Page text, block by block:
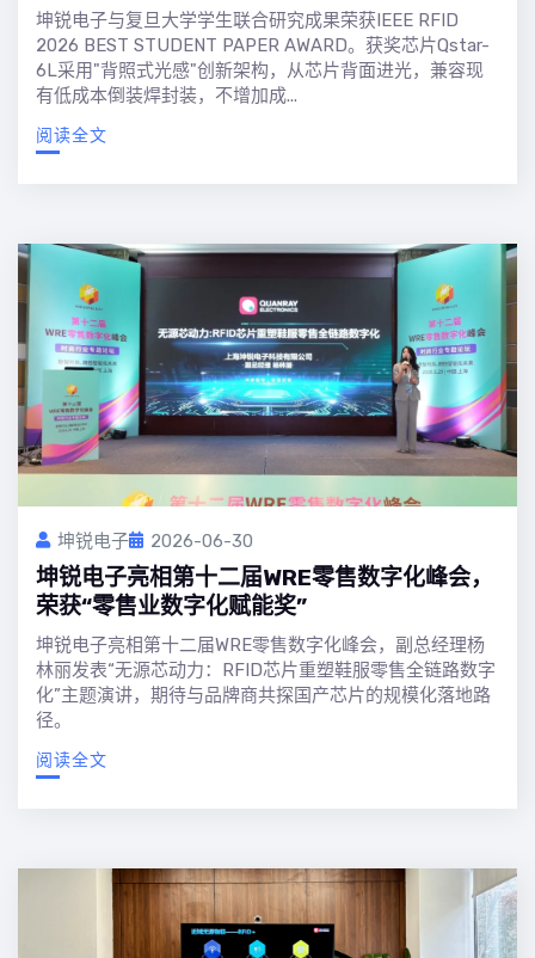
坤锐电子与复旦大学学生联合研究成果荣获IEEE RFID
2026 BEST STUDENT PAPER AWARD。获奖芯片Qstar-
6L采用"背照式光感"创新架构，从芯片背面进光，兼容现
有低成本倒装焊封装，不增加成...
阅读全文
坤锐电子 2026-06-30
坤锐电子亮相第十二届WRE零售数字化峰会，
荣获“零售业数字化赋能奖”
坤锐电子亮相第十二届WRE零售数字化峰会，副总经理杨
林丽发表“无源芯动力：RFID芯片重塑鞋服零售全链路数字
化”主题演讲，期待与品牌商共探国产芯片的规模化落地路
径。
阅读全文